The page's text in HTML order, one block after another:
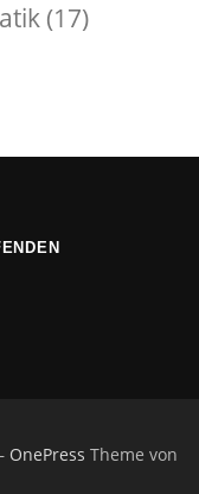
(17)
OnePress Theme von